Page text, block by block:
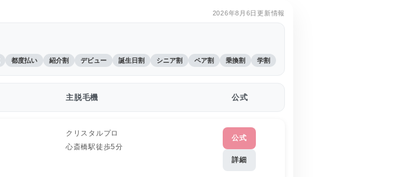
2026年8月6日更新情報
都度払い 紹介割 デビュー 誕生日割 シニア割 ペア割 乗換割 学割
主脱毛機 公式
クリスタルプロ
心斎橋駅徒歩5分
公式
詳細